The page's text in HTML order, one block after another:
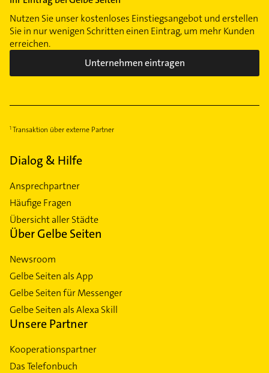
Nutzen Sie unser kostenloses Einstiegsangebot und erstellen
Sie in nur wenigen Schritten einen Eintrag, um mehr Kunden
erreichen.
Unternehmen eintragen
Transaktion über externe Partner
Dialog & Hilfe
Ansprechpartner
Häufige Fragen
Übersicht aller Städte
Über Gelbe Seiten
Newsroom
Gelbe Seiten als App
Gelbe Seiten für Messenger
Gelbe Seiten als Alexa Skill
Unsere Partner
Kooperationspartner
Das Telefonbuch